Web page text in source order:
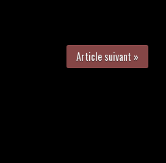
Article suivant »